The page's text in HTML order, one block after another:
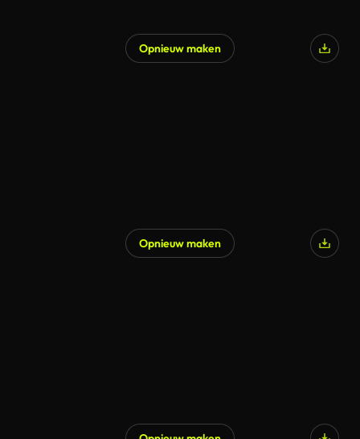
Opnieuw maken
Opnieuw maken